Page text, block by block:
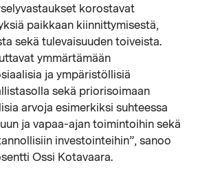
korostavat
paikkaan kiinnittymisestä,
sekä tulevaisuuden toiveista.
ymmärtämään
ja ympäristöllisiä
sekä priorisoimaan
arvoja esimerkiksi suhteessa
ja vapaa-ajan toimintoihin sekä
investointeihin”, sanoo
Ossi Kotavaara.